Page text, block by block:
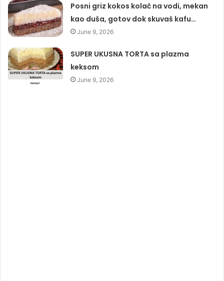
Posni griz kokos kolač na vodi, mekan
kao duša, gotov dok skuvaš kafu…
June 9, 2026
SUPER UKUSNA TORTA sa plazma
keksom
June 9, 2026